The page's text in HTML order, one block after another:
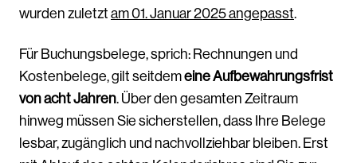
wurden zuletzt am 01. Januar 2025 angepasst.
Für Buchungsbelege, sprich: Rechnungen und
Kostenbelege, gilt seitdemeine Aufbewahrungsfrist
von acht Jahren. Über den gesamten Zeitraum
hinweg müssen Sie sicherstellen, dass Ihre Belege
lesbar, zugänglich und nachvollziehbar bleiben. Erst